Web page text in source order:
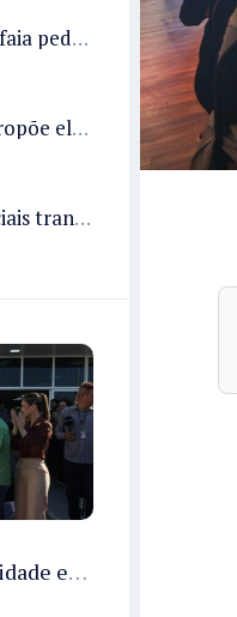
Dorinaldo Malafaia pede vacinação ativa ao Ministério da Saúde para reverter queda na cobertura vacinal no Brasil
Projeto de lei propõe elevar para R$ 250 mil limite de isenção do IPI para pessoas com deficiência e autismo
Vetos presidenciais trancam a pauta do Congresso com 87 itens pendentes e incluem trechos do Orçamento de 2026
Governador Roberto Cidade entrega readequação do ambulatório da FCecon e amplia capacidade de atendimento oncológico em Manaus